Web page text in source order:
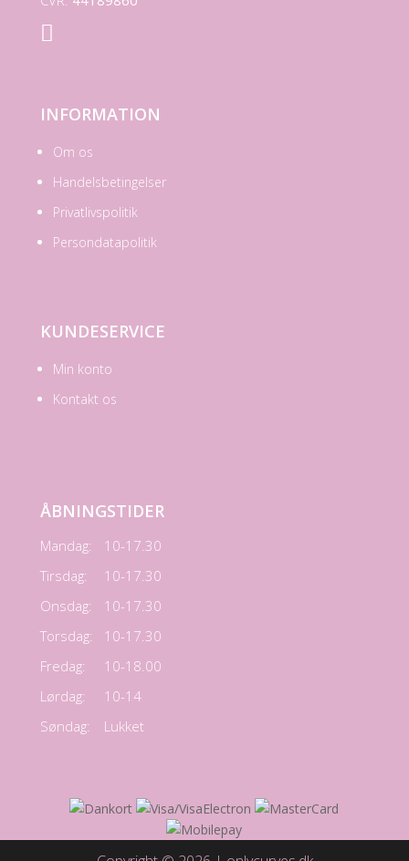

INFORMATION
Om os
Handelsbetingelser
Privatlivspolitik
Persondatapolitik
KUNDESERVICE
Min konto
Kontakt os
ÅBNINGSTIDER
Mandag:
10-17.30
Tirsdag:
10-17.30
Onsdag:
10-17.30
Torsdag:
10-17.30
Fredag:
10-18.00
Lørdag:
10-14
Søndag:
Lukket